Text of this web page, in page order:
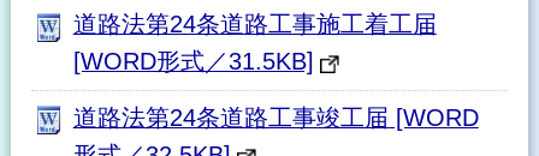
道路法第24条道路工事施工着工届
[WORD形式／31.5KB]
道路法第24条道路工事竣工届 [WORD